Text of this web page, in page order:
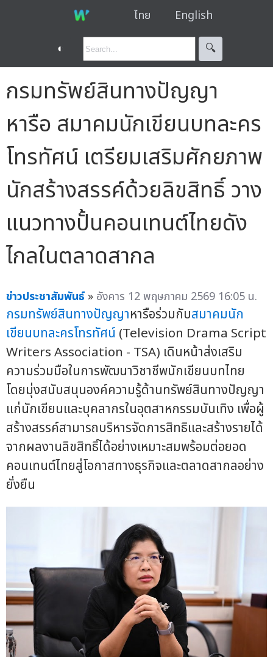
ไทย English
◐ 🔍︎
กรมทรัพย์สินทางปัญญา
หารือ สมาคมนักเขียนบทละคร
โทรทัศน์ เตรียมเสริมศักยภาพ
นักสร้างสรรค์ด้วยลิขสิทธิ์ วาง
แนวทางปั้นคอนเทนต์ไทยดัง
ไกลในตลาดสากล
ข่าวประชาสัมพันธ์ » อังคาร 12 พฤษภาคม 2569 16:05 น.
กรมทรัพย์สินทางปัญญาหารือร่วมกับสมาคมนัก
เขียนบทละครโทรทัศน์ (Television Drama Script
Writers Association - TSA) เดินหน้าส่งเสริม
ความร่วมมือในการพัฒนาวิชาชีพนักเขียนบทไทย
โดยมุ่งสนับสนุนองค์ความรู้ด้านทรัพย์สินทางปัญญา
แก่นักเขียนและบุคลากรในอุตสาหกรรมบันเทิง เพื่อผู้
สร้างสรรค์สามารถบริหารจัดการสิทธิและสร้างรายได้
จากผลงานลิขสิทธิ์ได้อย่างเหมาะสมพร้อมต่อยอด
คอนเทนต์ไทยสู่โอกาสทางธุรกิจและตลาดสากลอย่าง
ยั่งยืน